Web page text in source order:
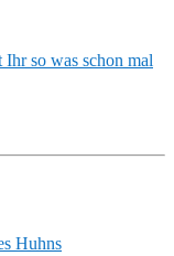
Ihr so was schon mal
Huhns